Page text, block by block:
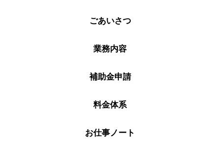
ごあいさつ
業務内容
補助金申請
料金体系
お仕事ノート